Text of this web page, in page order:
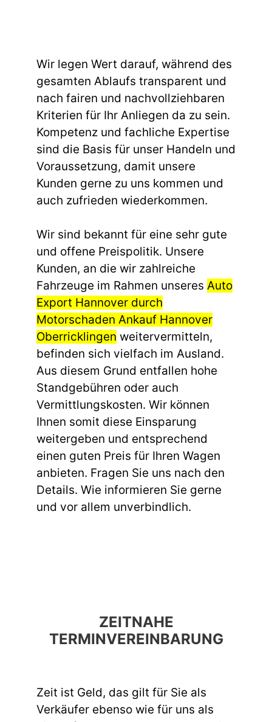
Wir legen Wert darauf, während des
gesamten Ablaufs transparent und
nach fairen und nachvollziehbaren
Kriterien für Ihr Anliegen da zu sein.
Kompetenz und fachliche Expertise
sind die Basis für unser Handeln und
Voraussetzung, damit unsere
Kunden gerne zu uns kommen und
auch zufrieden wiederkommen.
Wir sind bekannt für eine sehr gute
und offene Preispolitik. Unsere
Kunden, an die wir zahlreiche
Fahrzeuge im Rahmen unseres Auto
Export Hannover durch
Motorschaden Ankauf Hannover
Oberricklingen weitervermitteln,
befinden sich vielfach im Ausland.
Aus diesem Grund entfallen hohe
Standgebühren oder auch
Vermittlungskosten. Wir können
Ihnen somit diese Einsparung
weitergeben und entsprechend
einen guten Preis für Ihren Wagen
anbieten. Fragen Sie uns nach den
Details. Wie informieren Sie gerne
und vor allem unverbindlich.
ZEITNAHE
TERMINVEREINBARUNG
Zeit ist Geld, das gilt für Sie als
Verkäufer ebenso wie für uns als